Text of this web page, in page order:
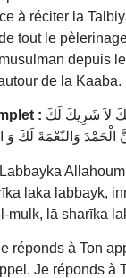
à réciter la
tout le
depuis
de la Kaaba.
:
الْحَمْدَ وَالنّعْمَةَ لَكَ
laka labbayk,
mulk, lā sharīka
réponds à Ton
Je réponds à